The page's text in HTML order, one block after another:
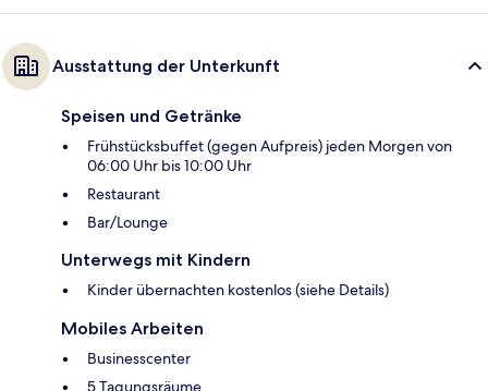
Ausstattung der Unterkunft
Speisen und Getränke
Frühstücksbuffet (gegen Aufpreis) jeden Morgen von
06:00 Uhr bis 10:00 Uhr
Restaurant
Bar/Lounge
Unterwegs mit Kindern
Kinder übernachten kostenlos (siehe Details)
Mobiles Arbeiten
Businesscenter
5 Tagungsräume